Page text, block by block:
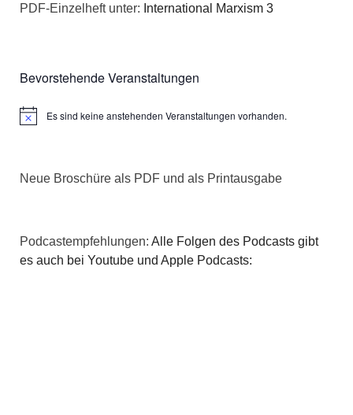
PDF-Einzelheft unter: International Marxism 3
Bevorstehende Veranstaltungen
HinweisEs sind keine anstehenden Veranstaltungen vorhanden.
Neue Broschüre als PDF und als Printausgabe
Podcastempfehlungen: Alle Folgen des Podcasts gibt
es auch bei Youtube und Apple Podcasts: